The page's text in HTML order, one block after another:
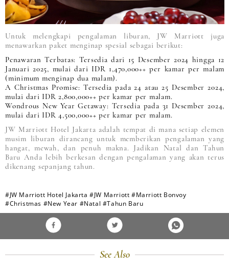
Untuk melengkapi pengalaman liburan, JW Marriott juga
menawarkan paket menginap spesial sebagai berikut:
Penawaran Terbatas: Tersedia dari 15 Desember 2024 hingga 12
Januari 2025, mulai dari IDR 1,470,000++ per kamar per malam
(minimum menginap dua malam).
A Christmas Promise: Tersedia pada 24 atau 25 Desember 2024,
mulai dari IDR 2,800,000++ per kamar per malam.
Wondrous New Year Getaway: Tersedia pada 31 Desember 2024,
mulai dari IDR 4,500,000++ per kamar per malam.
JW Marriott Hotel Jakarta adalah tempat di mana setiap elemen
musim liburan dirancang untuk memberikan pengalaman yang
hangat, mewah, dan penuh makna. Jadikan Natal dan Tahun
Baru Anda lebih berkesan dengan pengalaman yang akan terus
dikenang sepanjang tahun.
#JW Marriott Hotel Jakarta #JW Marriott #Marriott Bonvoy
#Christmas #New Year #Natal #Tahun Baru
See Also